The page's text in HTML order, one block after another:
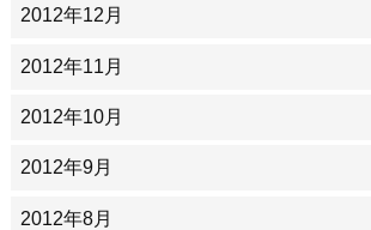
2012年12月
2012年11月
2012年10月
2012年9月
2012年8月